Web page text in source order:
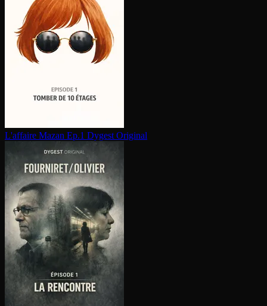
L'affaire Mazan Ep.1 Dygest Original